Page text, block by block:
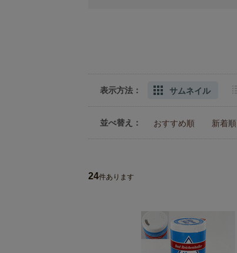
表示方法： サムネイル
並べ替え： おすすめ順 新着順
24件あります